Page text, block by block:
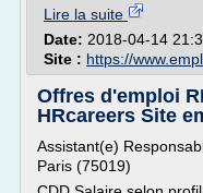
Lire la suite
Date: 2018-04-14
Site : https://
Offres d'emploi
HRcareers Site
Assistant(e)
Paris (75019)